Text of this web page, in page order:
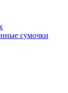
сумочки